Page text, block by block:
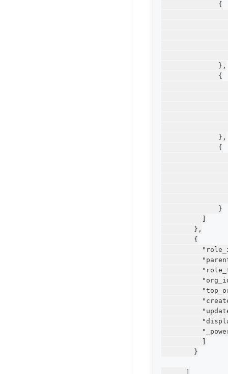
              {
              },
              {
              },
              {
              }
        },
        {
        }